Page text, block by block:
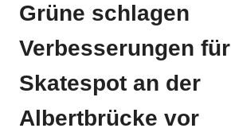
Grüne schlagen
Verbesserungen für
Skatespot an der
Albertbrücke vor